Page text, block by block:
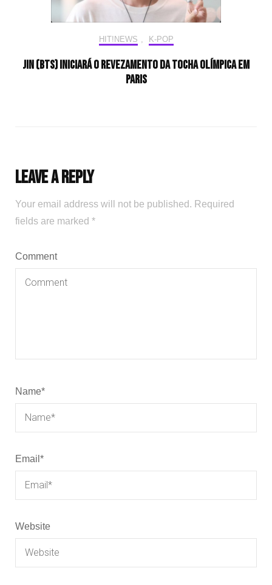
HIT!NEWS , K-POP
Jin (BTS) iniciará o revezamento da tocha olímpica em
Paris
Leave a Reply
Your email address will not be published. Required
fields are marked *
Comment
Name*
Email *
Website